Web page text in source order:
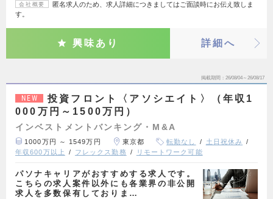
会社概要
匿名求人のため、求人詳細につきましてはご面談時にお伝え致しま
す。
興味あり 詳細へ
掲載期間 26/08/04～26/08/17
NEW
投資フロント〈アソシエイト〉（年収1
000万円～1500万円）
インベストメントバンキング・M&A
1000万円 ～ 1549万円 東京都 転勤なし
土日祝休み
年収600万以上
フレックス勤務 リモートワーク可能
パソナキャリアがおすすめする求人です。
こちらの求人案件以外にも各業界の非公開
求人を多数保有しておりま…